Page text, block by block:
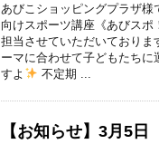
あびこショッピングプラザ様
向けスポーツ講座《あびスポ
担当させていただいておりま
ーマに合わせて子どもたちに
すよ
不定期 ...
【お知らせ】3月5日